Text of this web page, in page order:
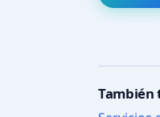
También